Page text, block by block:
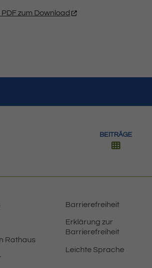
zum Download
BEITRÄGE
Rathaus
Barrierefreiheit
Erklärung zur
Barrierefreiheit
Leichte Sprache